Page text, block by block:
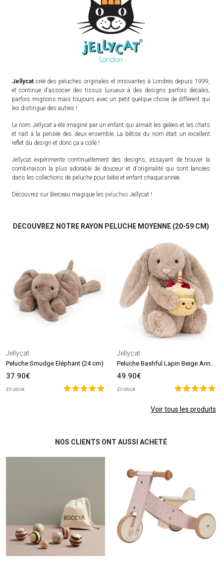
Jellycat créé des peluches originales et innovantes à Londres depuis 1999,
et continue d'associer des tissus luxueux à des designs parfois décalés,
parfois mignons mais toujours avec un petit quelque chose de différent qui
les distingue des autres !
Le nom Jellycat a été imaginé par un enfant qui aimait les gelées et les chats
et riait à la pensée des deux ensemble. La bêtise du nom était un excellent
reflet du design et donc ça a collé !
Jellycat expérimente continuellement des designs, essayant de trouver la
combinaison la plus adorable de douceur et d'originalité qui sont lancées
dans les collections de peluche pour bébé et enfant chaque année.
Découvrez sur Berceau magique les peluches Jellycat !
DECOUVREZ NOTRE RAYON PELUCHE MOYENNE (20-59 CM)
Jellycat
Peluche Smudge Eléphant (24 cm)
37.90€
En stock
Jellycat
49.90€
En stock
Voir tous les produits
NOS CLIENTS ONT AUSSI ACHETÉ